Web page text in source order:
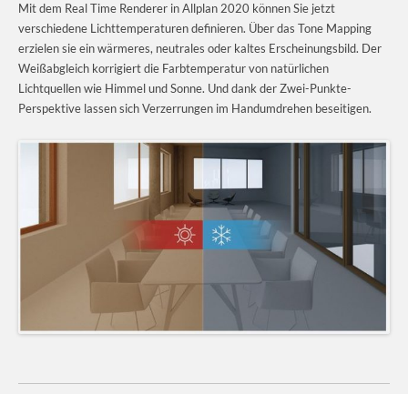
Mit dem Real Time Renderer in Allplan 2020 können Sie jetzt
verschiedene Lichttemperaturen definieren. Über das Tone Mapping
erzielen sie ein wärmeres, neutrales oder kaltes Erscheinungsbild. Der
Weißabgleich korrigiert die Farbtemperatur von natürlichen
Lichtquellen wie Himmel und Sonne. Und dank der Zwei-Punkte-
Perspektive lassen sich Verzerrungen im Handumdrehen beseitigen.